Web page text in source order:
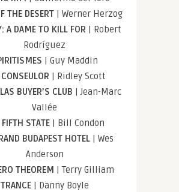
THE DESERT | Werner Herzog
A DAME TO KILL FOR | Robert
Rodríguez
| Guy Maddin
| Ridley Scott
BUYER’S CLUB | Jean-Marc
Vallée
STATE | Bill Condon
BUDAPEST HOTEL | Wes
Anderson
THEOREM | Terry Gilliam
TRANCE| Danny Boyle